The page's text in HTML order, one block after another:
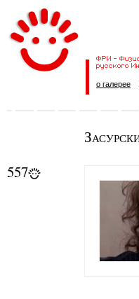
о галерее
557